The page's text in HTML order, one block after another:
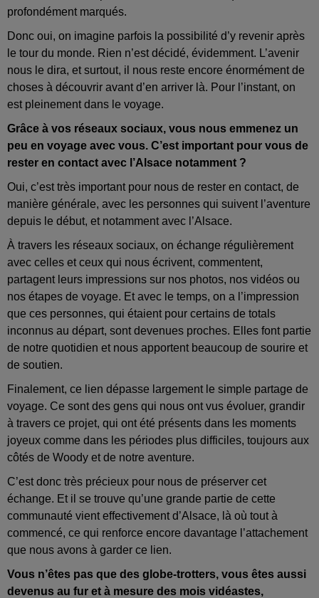
profondément marqués.
Donc oui, on imagine parfois la possibilité d’y revenir après
le tour du monde. Rien n’est décidé, évidemment. L’avenir
nous le dira, et surtout, il nous reste encore énormément de
choses à découvrir avant d’en arriver là. Pour l’instant, on
est pleinement dans le voyage.
Grâce à vos réseaux sociaux, vous nous emmenez un
peu en voyage avec vous. C’est important pour vous de
rester en contact avec l’Alsace notamment ?
Oui, c’est très important pour nous de rester en contact, de
manière générale, avec les personnes qui suivent l’aventure
depuis le début, et notamment avec l’Alsace.
À travers les réseaux sociaux, on échange régulièrement
avec celles et ceux qui nous écrivent, commentent,
partagent leurs impressions sur nos photos, nos vidéos ou
nos étapes de voyage. Et avec le temps, on a l’impression
que ces personnes, qui étaient pour certains de totals
inconnus au départ, sont devenues proches. Elles font partie
de notre quotidien et nous apportent beaucoup de sourire et
de soutien.
Finalement, ce lien dépasse largement le simple partage de
voyage. Ce sont des gens qui nous ont vus évoluer, grandir
à travers ce projet, qui ont été présents dans les moments
joyeux comme dans les périodes plus difficiles, toujours aux
côtés de Woody et de notre aventure.
C’est donc très précieux pour nous de préserver cet
échange. Et il se trouve qu’une grande partie de cette
communauté vient effectivement d’Alsace, là où tout à
commencé, ce qui renforce encore davantage l’attachement
que nous avons à garder ce lien.
Vous n’êtes pas que des globe-trotters, vous êtes aussi
devenus au fur et à mesure des mois vidéastes,